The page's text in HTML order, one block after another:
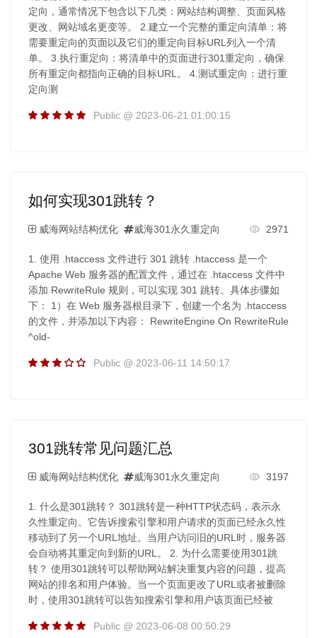
定向，通常情况下包含以下几类：网站结构调整、页面风格
更改、网站域名更变等。 2.建立一个完整的重定向清单：将
需要重定向的页面以及它们的重定向目标URL列入一个清
单。 3.执行重定向：将清单中的页面进行301重定向，确保
所有重定向都指向正确的目标URL。 4.测试重定向：进行重
定向测
Public @ 2023-06-21 01:00:15
如何实现301跳转？
威海网站结构优化 威海301永久重定向 2971
1. 使用 .htaccess 文件进行 301 跳转 .htaccess 是一个
Apache Web 服务器的配置文件，通过在 .htaccess 文件中
添加 RewriteRule 规则，可以实现 301 跳转。具体步骤如
下： 1）在 Web 服务器根目录下，创建一个名为 .htaccess
的文件，并添加以下内容： RewriteEngine On RewriteRule
^old-
Public @ 2023-06-11 14:50:17
301跳转常见问题汇总
威海网站结构优化 威海301永久重定向 3197
1. 什么是301跳转？ 301跳转是一种HTTP状态码，表示永
久性重定向。它告诉搜索引擎和用户请求的页面已经永久性
移动到了另一个URL地址。当用户访问旧的URL时，服务器
会自动将其重定向到新的URL。 2. 为什么需要使用301跳
转？ 使用301跳转可以帮助网站解决重复内容的问题，提高
网站的排名和用户体验。当一个页面更改了URL或者被删除
时，使用301跳转可以告知搜索引擎和用户该页面已经被
Public @ 2023-06-08 00:50:29